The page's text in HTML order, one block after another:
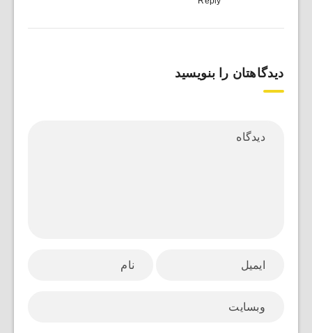
دیدگاهتان را بنویسید